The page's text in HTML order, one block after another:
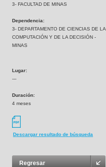
3- FACULTAD DE MINAS
Dependencia:
3- DEPARTAMENTO DE CIENCIAS DE LA
COMPUTACIÓN Y DE LA DECISIÓN -
MINAS
Lugar:
---
Duración:
4 meses
Descargar resultado de búsqueda
Regresar